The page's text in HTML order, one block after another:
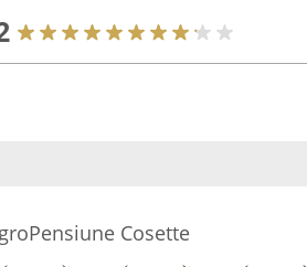
Cosette